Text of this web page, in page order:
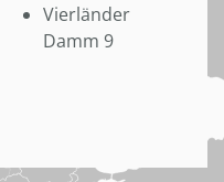
Vierländer
Damm 9